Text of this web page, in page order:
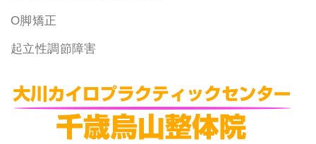
O脚矯正
起立性調節障害